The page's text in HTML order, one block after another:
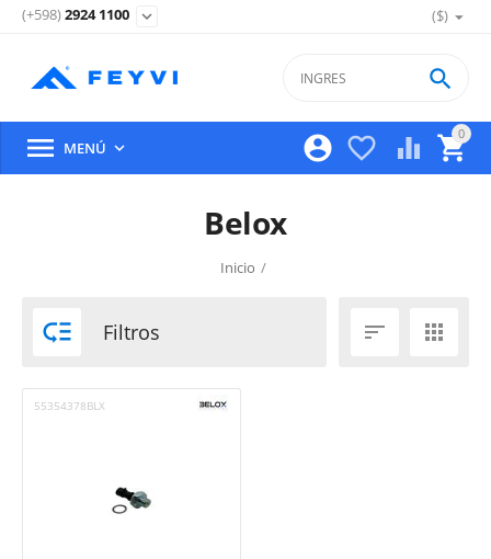
($)
(+598)2924 1100 expand_more
0

 


 MENÚ 
Belox
Inicio /
 Filtros  
55354378BLX